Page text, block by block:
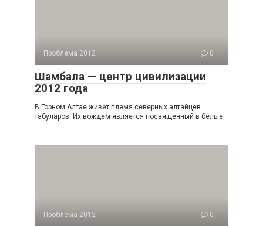
Проблема 2012 0
Шамбала — центр цивилизации
2012 года
В Горном Алтае живет племя северных алтайцев
табуларов. Их вождем является посвященный в белые
Проблема 2012 0